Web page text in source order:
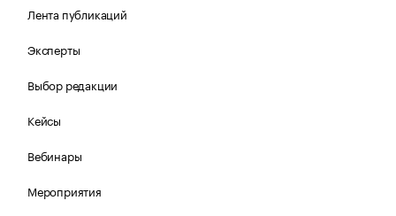
Лента публикаций
Эксперты
Выбор редакции
Кейсы
Вебинары
Мероприятия